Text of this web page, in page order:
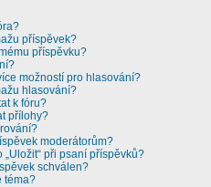
příspěvek?
příspěvku?
možností pro hlasování?
hlasování?
k fóru?
přílohy?
moderátorům?
„Uložit“ při psaní příspěvků?
schválen?
téma?